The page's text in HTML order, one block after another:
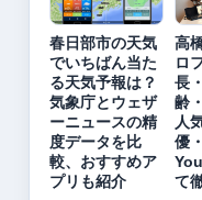
春日部市の天気
でいちばん当た
る天気予報は？
気象庁とウェザ
ーニュースの精
度データを比
較、おすすめア
プリも紹介
高
ロ
長
齢
人
優
て